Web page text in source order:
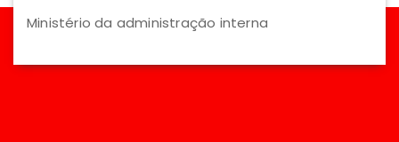
Ministério da administração interna